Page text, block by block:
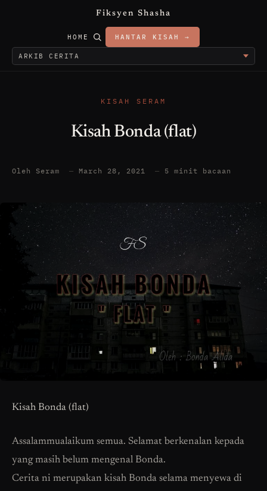
Fiksyen Shasha
HOME HANTAR KISAH →
KISAH SERAM
Kisah Bonda (flat)
Oleh Seram — March 28, 2021 — 5 minit bacaan
Kisah Bonda (flat)
Assalammualaikum semua. Selamat berkenalan kepada
yang masih belum mengenal Bonda.
Cerita ni merupakan kisah Bonda selama menyewa di